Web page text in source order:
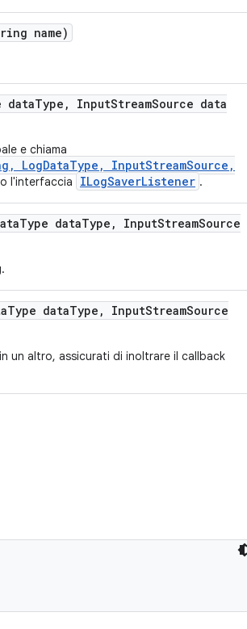
name)
dataType , InputStreamSource data
e chiama
LogDataType, InputStreamSource,
l'interfaccia ILogSaverListener .
Type dataType , InputStreamSource
Type dataType , InputStreamSource
un altro, assicurati di inoltrare il callback